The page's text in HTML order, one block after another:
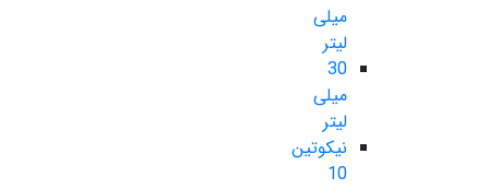
میلی
لیتر
30
میلی
لیتر
نیکوتین
10